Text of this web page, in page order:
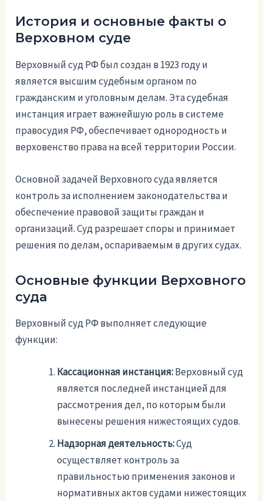
История и основные факты о
Верховном суде
Верховный суд РФ был создан в 1923 году и
является высшим судебным органом по
гражданским и уголовным делам. Эта судебная
инстанция играет важнейшую роль в системе
правосудия РФ, обеспечивает однородность и
верховенство права на всей территории России.
Основной задачей Верховного суда является
контроль за исполнением законодательства и
обеспечение правовой защиты граждан и
организаций. Суд разрешает споры и принимает
решения по делам, оспариваемым в других судах.
Основные функции Верховного
суда
Верховный суд РФ выполняет следующие
функции:
Кассационная инстанция:Верховный суд
является последней инстанцией для
рассмотрения дел, по которым были
вынесены решения нижестоящих судов.
Надзорная деятельность:Суд
осуществляет контроль за
правильностью применения законов и
нормативных актов судами нижестоящих